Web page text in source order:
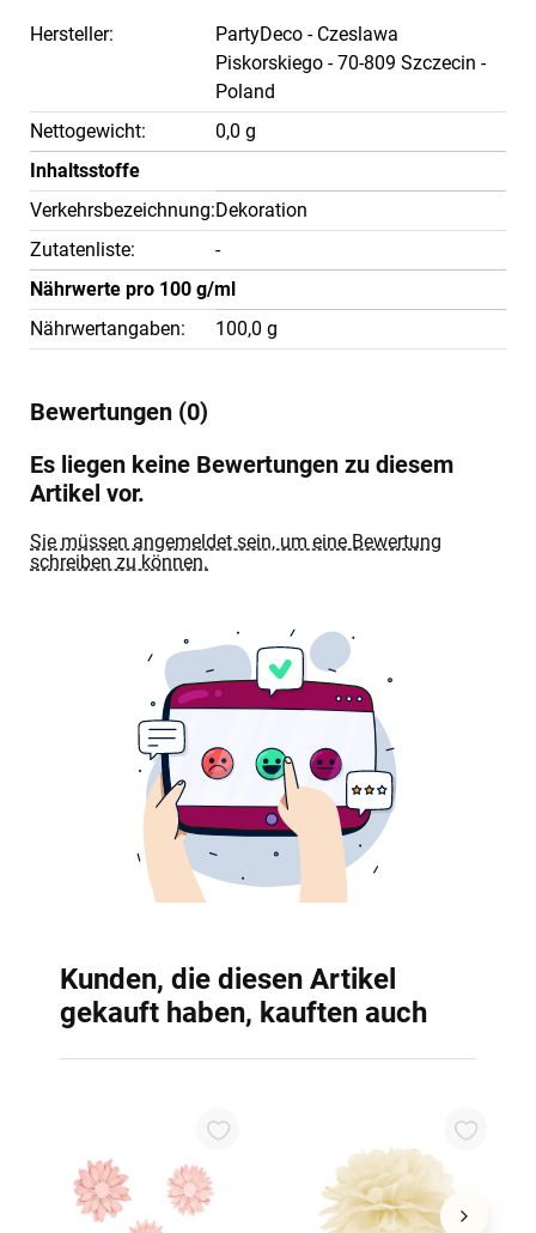
Hersteller:
PartyDeco - Czeslawa
Piskorskiego - 70-809 Szczecin -
Poland
Nettogewicht:
0,0 g
Inhaltsstoffe
Verkehrsbezeichnung:Dekoration
Zutatenliste:
-
Nährwerte pro 100 g/ml
Nährwertangaben:
100,0 g
Bewertungen (0)
Es liegen keine Bewertungen zu diesem
Artikel vor.
Sie müssen angemeldet sein, um eine Bewertung
schreiben zu können.
Kunden, die diesen Artikel
gekauft haben, kauften auch